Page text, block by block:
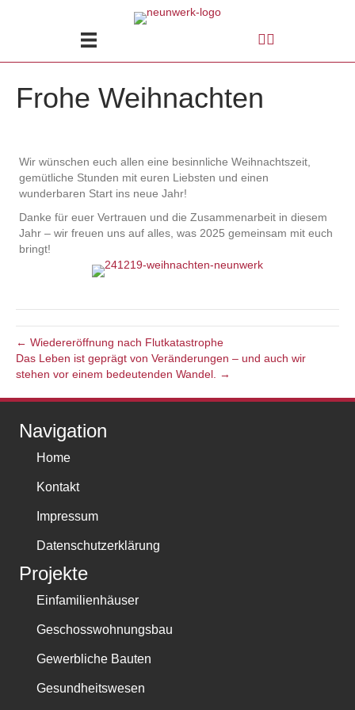
Frohe Weihnachten
Wir wünschen euch allen eine besinnliche Weihnachtszeit,
gemütliche Stunden mit euren Liebsten und einen
wunderbaren Start ins neue Jahr!
Danke für euer Vertrauen und die Zusammenarbeit in diesem
Jahr – wir freuen uns auf alles, was 2025 gemeinsam mit euch
bringt!
← Wieder­eröffnung nach Flut­katastrophe
Das Leben ist geprägt von Veränderungen – und auch wir
stehen vor einem bedeutenden Wandel. →
Navigation
Home
Kontakt
Impressum
Datenschutzerklärung
Projekte
Einfamilienhäuser
Geschosswohnungsbau
Gewerbliche Bauten
Gesundheitswesen